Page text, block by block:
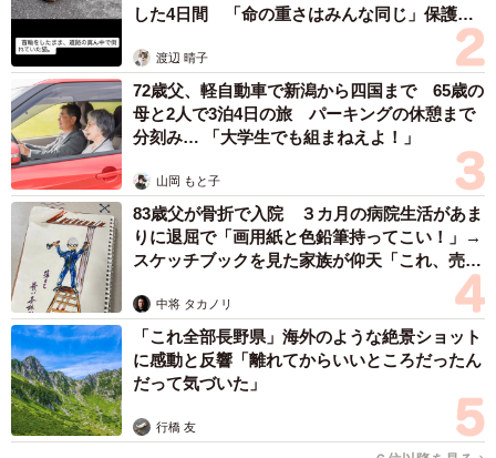
ネタも得意としています。
◇ ◇
11位以下では、「キレイだ」のネタをきっかけにブレイク
した「レインボー」（11位）、河井さんも美容へのこだわ
りが強い「アインシュタイン」（12位）がランクインして
いました。
した4日間 「命の重さはみんな同じ」保護団
渡辺 晴子
72歳父、軽自動車で新潟から四国まで 65歳の
母と2人で3泊4日の旅 パーキングの休憩まで
分刻み… 「大学生でも組まねえよ！」
山岡 もと子
83歳父が骨折で入院 ３カ月の病院生活があま
りに退屈で「画用紙と色鉛筆持ってこい！」→
スケッチブックを見た家族が仰天「これ、売れ
中将 タカノリ
「これ全部長野県」海外のような絶景ショット
に感動と反響「離れてからいいところだったん
だって気づいた」
行橋 友